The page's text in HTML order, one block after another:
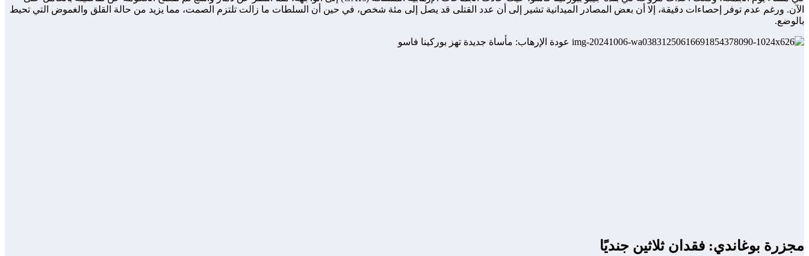
الآن. ورغم عدم توفر إحصاءات دقيقة، إلا أن بعض المصادر الميدانية تشير إلى أن عدد القتلى قد يصل إلى مئة شخص، في حين أن السلطات ما زالت تلتزم الصمت، مما يزيد من حالة القلق والغموض التي تحيط
بالوضع.
مجزرة بوغاندي: فقدان ثلاثين جنديًا